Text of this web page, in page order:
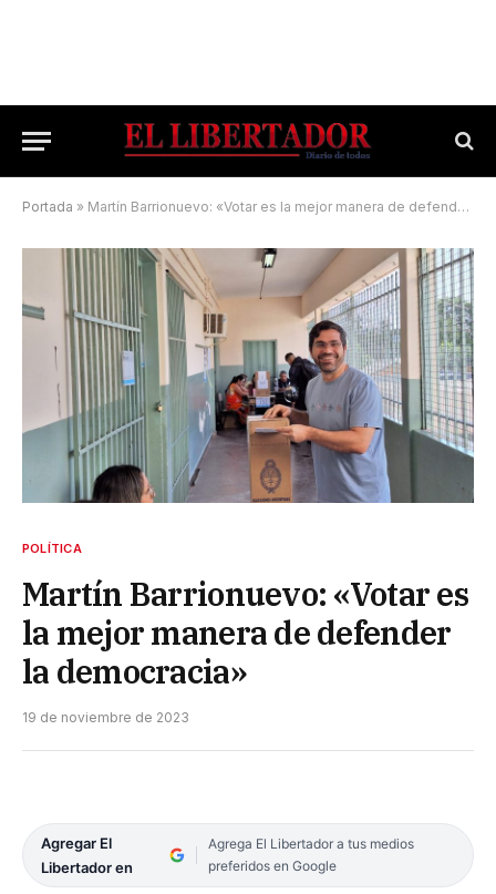
Portada » Martín Barrionuevo: «Votar es la mejor manera de defender la democracia»
POLÍTICA
Martín Barrionuevo: «Votar es
la mejor manera de defender
la democracia»
19 de noviembre de 2023
Agregar El
Libertador en
Agrega El Libertador a tus medios
preferidos en Google